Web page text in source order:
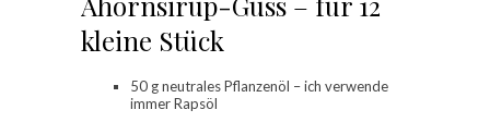
kleine Stück
50 g neutrales Pflanzenöl – ich verwende
immer Rapsöl